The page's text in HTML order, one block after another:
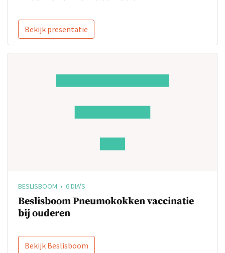
Bekijk presentatie
BESLISBOOM • 6 DIA'S
Beslisboom Pneumokokken vaccinatie
bij ouderen
Bekijk Beslisboom